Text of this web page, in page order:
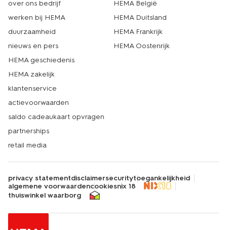
over ons bedrijf
werken bij HEMA
duurzaamheid
nieuws en pers
HEMA geschiedenis
HEMA zakelijk
klantenservice
actievoorwaarden
saldo cadeaukaart opvragen
partnerships
retail media
HEMA België
HEMA Duitsland
HEMA Frankrijk
HEMA Oostenrijk
privacy statementdisclaimersecuritytoegankelijkheid
algemene voorwaardencookiesnix 18
thuiswinkel waarborg